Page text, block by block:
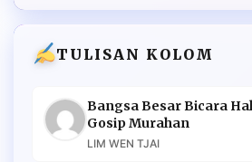
TULISAN KOLOM
Bangsa Besar Bicara
Gosip Murahan
LIM WEN TJAI